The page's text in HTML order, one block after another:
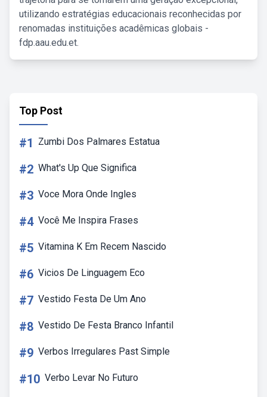
utilizando estratégias educacionais reconhecidas por
renomadas instituições acadêmicas globais -
fdp.aau.edu.et.
Top Post
#1 Zumbi Dos Palmares Estatua
#2 What's Up Que Significa
#3 Voce Mora Onde Ingles
#4 Você Me Inspira Frases
#5 Vitamina K Em Recem Nascido
#6 Vicios De Linguagem Eco
#7 Vestido Festa De Um Ano
#8 Vestido De Festa Branco Infantil
#9 Verbos Irregulares Past Simple
#10 Verbo Levar No Futuro